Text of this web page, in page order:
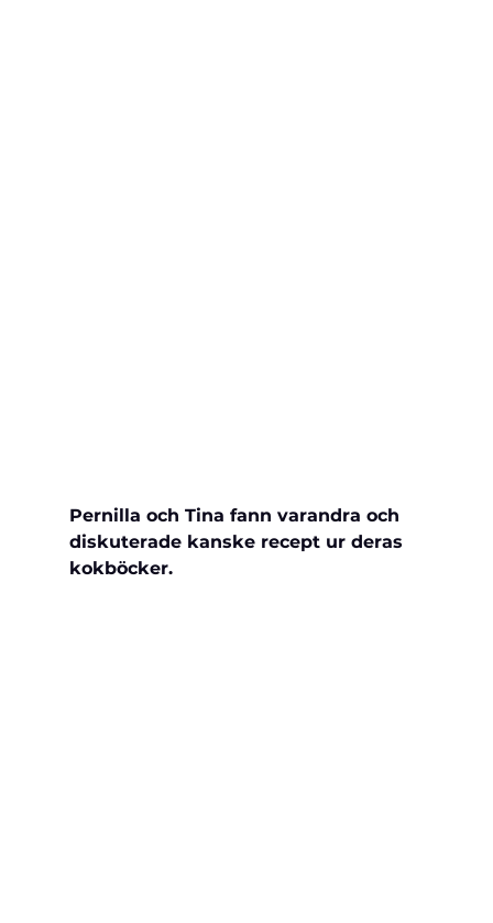
Pernilla och Tina fann varandra och
diskuterade kanske recept ur deras
kokböcker.